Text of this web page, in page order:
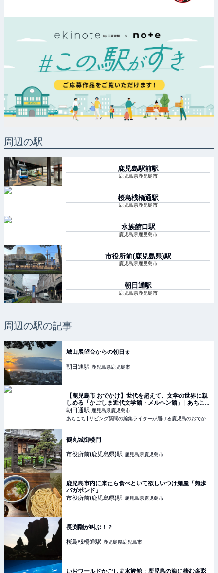
周辺の駅
鹿児島駅前駅
鹿児島県鹿児島市
桜島桟橋通駅
鹿児島県鹿児島市
水族館口駅
鹿児島県鹿児島市
市役所前(鹿児島県)駅
鹿児島県鹿児島市
朝日通駅
鹿児島県鹿児島市
周辺の駅の記事
城山展望台からの朝日☀️
朝日通駅 鹿児島県鹿児島市
【鹿児島市 おでかけ】世代を超えて、文学の世界に親
しめる「かごしま近代文学館・メルヘン館」 | あちこ
ち | リビング新聞の編集ライターが届ける鹿児島のお
でかけ情報
朝日通駅 鹿児島県鹿児島市
鶴丸城御楼門
市役所前(鹿児島県)駅 鹿児島県鹿児島市
鹿児島市内に来たら食べといて欲しいつけ麺屋「麺歩
バガボンド」
市役所前(鹿児島県)駅 鹿児島県鹿児島市
長渕剛が叫ぶ！？
桜島桟橋通駅 鹿児島県鹿児島市
いおワールドかごしま水族館：鹿児島の海に棲む多彩